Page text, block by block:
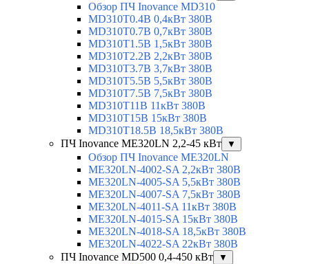
Обзор ПЧ Inovance MD310
MD310T0.4B 0,4кВт 380В
MD310T0.7B 0,7кВт 380В
MD310T1.5B 1,5кВт 380В
MD310T2.2B 2,2кВт 380В
MD310T3.7B 3,7кВт 380В
MD310T5.5B 5,5кВт 380В
MD310T7.5B 7,5кВт 380В
MD310T11B 11кВт 380В
MD310T15B 15кВт 380В
MD310T18.5B 18,5кВт 380В
ПЧ Inovance ME320LN 2,2-45 кВт
▼
Обзор ПЧ Inovance ME320LN
ME320LN-4002-SA 2,2кВт 380В
ME320LN-4005-SA 5,5кВт 380В
ME320LN-4007-SA 7,5кВт 380В
ME320LN-4011-SA 11кВт 380В
ME320LN-4015-SA 15кВт 380В
ME320LN-4018-SA 18,5кВт 380В
ME320LN-4022-SA 22кВт 380В
ПЧ Inovance MD500 0,4-450 кВт
▼